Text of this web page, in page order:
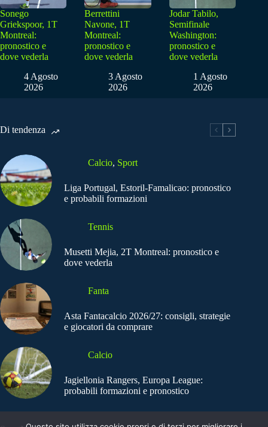
Sonego
Griekspoor, 1T
Montreal:
pronostico e
dove vederla
4 Agosto
2026
Berrettini
Navone, 1T
Montreal:
pronostico e
dove vederla
3 Agosto
2026
Jodar Tabilo,
Semifinale
Washington:
pronostico e
dove vederla
1 Agosto
2026
Di tendenza
Calcio, Sport
Liga Portugal, Estoril-Famalicao: pronostico
e probabili formazioni
Tennis
Musetti Mejia, 2T Montreal: pronostico e
dove vederla
Fanta
Asta Fantacalcio 2026/27: consigli, strategie
e giocatori da comprare
Calcio
Jagiellonia Rangers, Europa League:
probabili formazioni e pronostico